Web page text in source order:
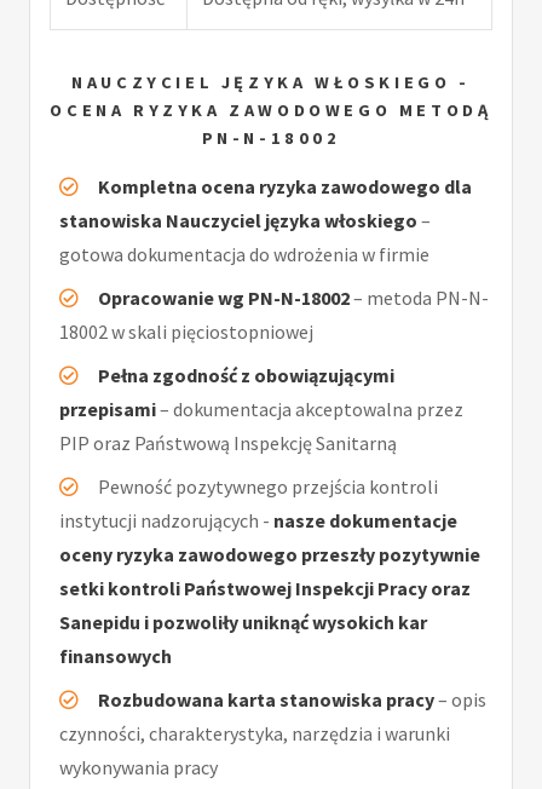
NAUCZYCIEL JĘZYKA WŁOSKIEGO -
OCENA RYZYKA ZAWODOWEGO METODĄ
PN-N-18002
Kompletna ocena ryzyka zawodowego dla
stanowiska Nauczyciel języka włoskiego –
gotowa dokumentacja do wdrożenia w firmie
Opracowanie wg PN-N-18002– metoda PN-N-
18002 w skali pięciostopniowej
Pełna zgodność z obowiązującymi
przepisami– dokumentacja akceptowalna przez
PIP oraz Państwową Inspekcję Sanitarną
Pewność pozytywnego przejścia kontroli
instytucji nadzorujących - nasze dokumentacje
oceny ryzyka zawodowego przeszły pozytywnie
setki kontroli Państwowej Inspekcji Pracy oraz
Sanepidu i pozwoliły uniknąć wysokich kar
finansowych
Rozbudowana karta stanowiska pracy– opis
czynności, charakterystyka, narzędzia i warunki
wykonywania pracy